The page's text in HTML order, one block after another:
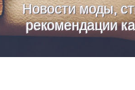
Новости моды,
рекомендации